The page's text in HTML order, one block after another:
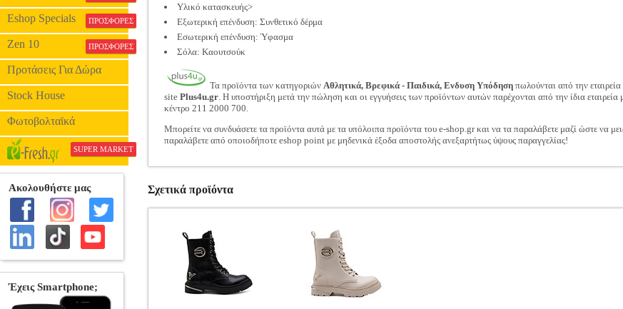
Eshop Specials ΠΡΟΣΦΟΡΕΣ
Zen 10 ΠΡΟΣΦΟΡΕΣ
Προτάσεις Για Δώρα
Stock House
Φωτοβολταϊκά
SUPER MARKET
Υλικό κατασκευής>
Εξωτερική επένδυση: Συνθετικό δέρμα
Εσωτερική επένδυση: Ύφασμα
Σόλα: Καουτσούκ
Τα προϊόντα των κατηγοριών Αθλητικά, Βρεφικά - Παιδικά, Ενδυση Υπόδησηπωλούνται από την εταιρεία
site Plus4u.gr. Η υποστήριξη μετά την πώληση και οι εγγυήσεις των προϊόντων αυτών παρέχονται από την ίδια
κέντρο 211 2000 700.
Μπορείτε να συνδυάσετε τα προϊόντα αυτά με τα υπόλοιπα προϊόντα του e-shop.gr και να τα παραλάβετε μαζί ώστε να
παραλάβετε από οποιοδήποτε eshop point με μηδενικά έξοδα αποστολής ανεξαρτήτως ύψους παραγγελίας!
Σχετικά προϊόντα